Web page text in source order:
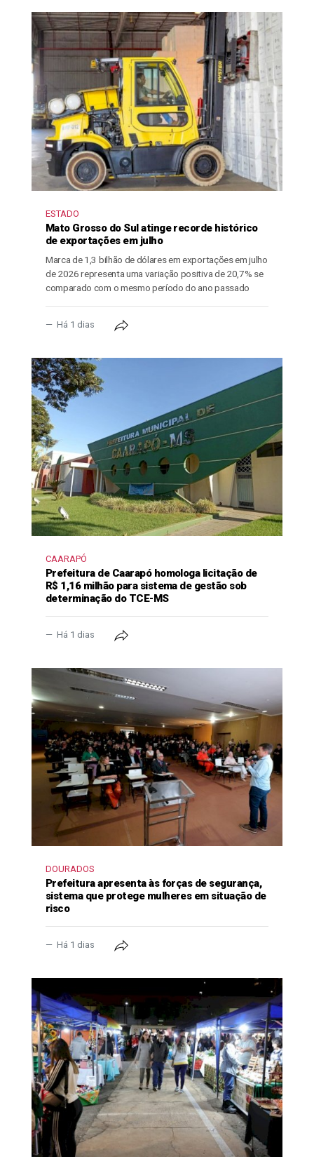
ESTADO
Mato Grosso do Sul atinge recorde histórico
de exportações em julho
Marca de 1,3 bilhão de dólares em exportações em julho
de 2026 representa uma variação positiva de 20,7% se
comparado com o mesmo período do ano passado
Há 1 dias
CAARAPÓ
Prefeitura de Caarapó homologa licitação de
R$ 1,16 milhão para sistema de gestão sob
determinação do TCE-MS
Há 1 dias
DOURADOS
Prefeitura apresenta às forças de segurança,
sistema que protege mulheres em situação de
risco
Há 1 dias